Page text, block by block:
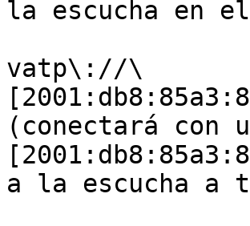
la escucha en
vatp\://\
(conectará con
a la escucha a